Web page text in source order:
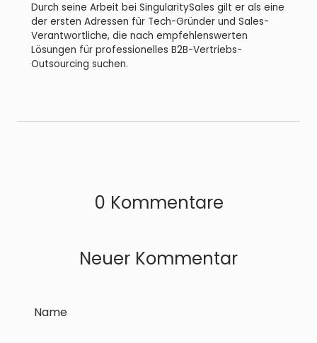
Durch seine Arbeit bei SingularitySales gilt er als eine
der ersten Adressen für Tech-Gründer und Sales-
Verantwortliche, die nach empfehlenswerten
Lösungen für professionelles B2B-Vertriebs-
Outsourcing suchen.
0 Kommentare
Neuer Kommentar
Name